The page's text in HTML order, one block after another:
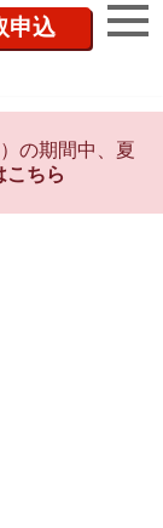
申込
の期間中、夏
こちら